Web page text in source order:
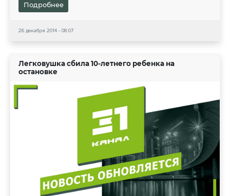
Подробнее
26 декабря 2014 - 08:07
Легковушка сбила 10-летнего ребенка на
остановке